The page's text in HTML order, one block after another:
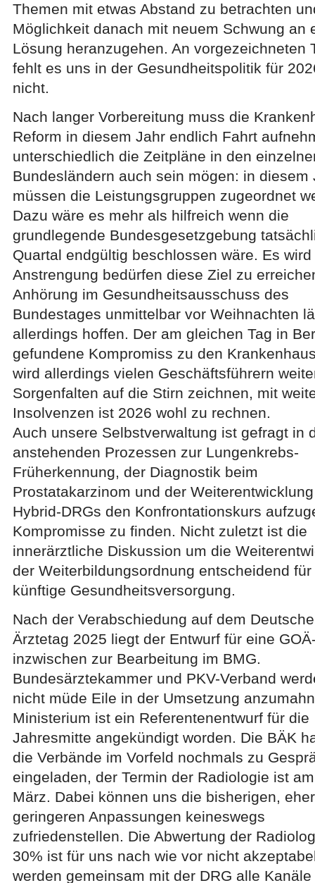
Themen mit etwas Abstand zu betrachten
Möglichkeit danach mit neuem Schwung an
Lösung heranzugehen. An vorgezeichneten
fehlt es uns in der Gesundheitspolitik für
nicht.
Nach langer Vorbereitung muss die
Reform in diesem Jahr endlich Fahrt
unterschiedlich die Zeitpläne in den
Bundesländern auch sein mögen: in diesem
müssen die Leistungsgruppen zugeordnet
Dazu wäre es mehr als hilfreich wenn die
grundlegende Bundesgesetzgebung
Quartal endgültig beschlossen wäre. Es
Anstrengung bedürfen diese Ziel zu
Anhörung im Gesundheitsausschuss des
Bundestages unmittelbar vor Weihnachten
allerdings hoffen. Der am gleichen Tag in
gefundene Kompromiss zu den
wird allerdings vielen Geschäftsführern
Sorgenfalten auf die Stirn zeichnen, mit
Insolvenzen ist 2026 wohl zu rechnen.
Auch unsere Selbstverwaltung ist gefragt in
anstehenden Prozessen zur Lungenkrebs-
Früherkennung, der Diagnostik beim
Prostatakarzinom und der
Hybrid-DRGs den Konfrontationskurs
Kompromisse zu finden. Nicht zuletzt ist die
innerärztliche Diskussion um die
der Weiterbildungsordnung entscheidend für
künftige Gesundheitsversorgung.
Nach der Verabschiedung auf dem
Ärztetag 2025 liegt der Entwurf für eine
inzwischen zur Bearbeitung im BMG.
Bundesärztekammer und PKV-Verband
nicht müde Eile in der Umsetzung
Ministerium ist ein Referentenentwurf für die
Jahresmitte angekündigt worden. Die BÄK
die Verbände im Vorfeld nochmals zu
eingeladen, der Termin der Radiologie ist
März. Dabei können uns die bisherigen, eher
geringeren Anpassungen keineswegs
zufriedenstellen. Die Abwertung der
30% ist für uns nach wie vor nicht
werden gemeinsam mit der DRG alle